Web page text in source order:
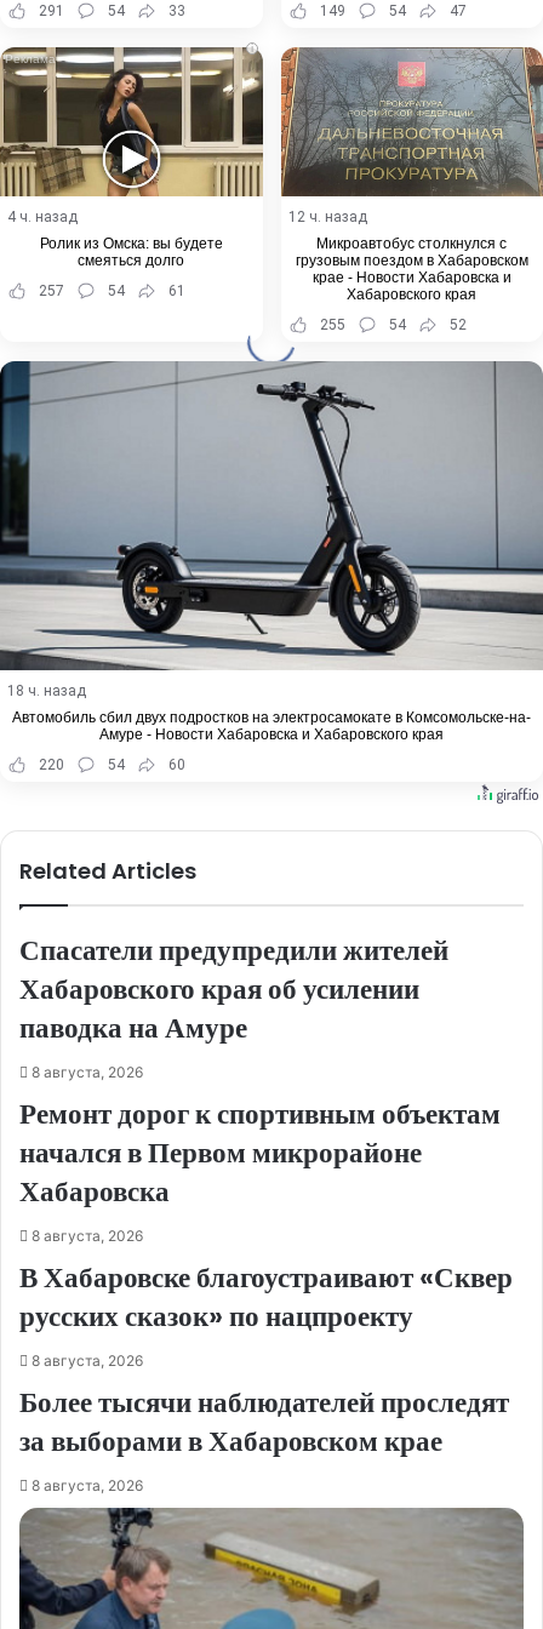
291
54 33
149
54 47
i
4 ч. назад
Ролик из Омска: вы будете
смеяться долго
257
54 61
12 ч. назад
Микроавтобус столкнулся с
грузовым поездом в Хабаровском
крае - Новости Хабаровска и
Хабаровского края
255
54 52
18 ч. назад
Автомобиль сбил двух подростков на электросамокате в Комсомольске-на-
Амуре - Новости Хабаровска и Хабаровского края
220
54 60
Related Articles
Спасатели предупредили жителей
Хабаровского края об усилении
паводка на Амуре
8 августа, 2026
Ремонт дорог к спортивным объектам
начался в Первом микрорайоне
Хабаровска
8 августа, 2026
В Хабаровске благоустраивают «Сквер
русских сказок» по нацпроекту
8 августа, 2026
Более тысячи наблюдателей проследят
за выборами в Хабаровском крае
8 августа, 2026